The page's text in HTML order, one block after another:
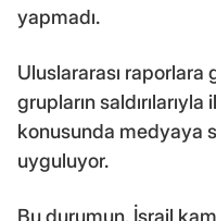
yapmadı.
Uluslararası raporlara
grupların
konusunda medyaya
uyguluyor.
Bu durumun, İsrail